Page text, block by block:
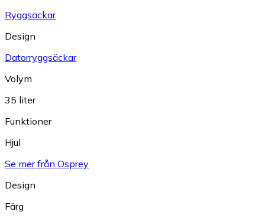
Ryggsäckar
Design
Datorryggsäckar
Volym
35 liter
Funktioner
Hjul
Se mer från Osprey
Design
Färg